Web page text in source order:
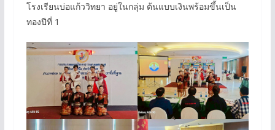
โรงเรียนบ่อแก้ววิทยา อยู่ในกลุ่ม ต้นแบบเงินพร้อมขึ้นเป็น
ทองปีที่ 1